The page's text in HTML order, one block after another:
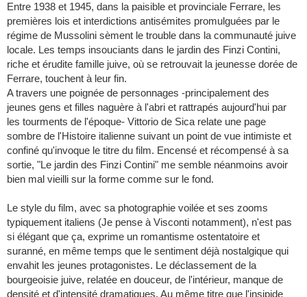
Entre 1938 et 1945, dans la paisible et provinciale Ferrare, les
premières lois et interdictions antisémites promulguées par le
régime de Mussolini sèment le trouble dans la communauté juive
locale. Les temps insouciants dans le jardin des Finzi Contini,
riche et érudite famille juive, où se retrouvait la jeunesse dorée de
Ferrare, touchent à leur fin.
A travers une poignée de personnages -principalement des
jeunes gens et filles naguère à l'abri et rattrapés aujourd'hui par
les tourments de l'époque- Vittorio de Sica relate une page
sombre de l'Histoire italienne suivant un point de vue intimiste et
confiné qu'invoque le titre du film. Encensé et récompensé à sa
sortie, "Le jardin des Finzi Contini" me semble néanmoins avoir
bien mal vieilli sur la forme comme sur le fond.
Le style du film, avec sa photographie voilée et ses zooms
typiquement italiens (Je pense à Visconti notamment), n'est pas
si élégant que ça, exprime un romantisme ostentatoire et
suranné, en même temps que le sentiment déjà nostalgique qui
envahit les jeunes protagonistes. Le déclassement de la
bourgeoisie juive, relatée en douceur, de l'intérieur, manque de
densité et d'intensité dramatiques. Au même titre que l'insipide